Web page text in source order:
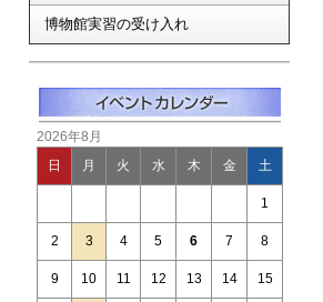
博物館実習の受け入れ
2026年8月
日 月 火 水 木 金 土
1
2 3 4 5 6 7 8
9 10 11 12 13 14 15